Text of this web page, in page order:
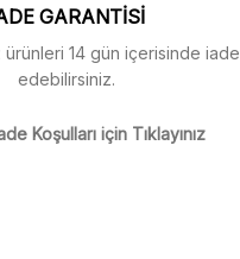
GARANTİSİ
ürünleri 14 gün içerisinde iade
edebilirsiniz.
Koşulları için Tıklayınız